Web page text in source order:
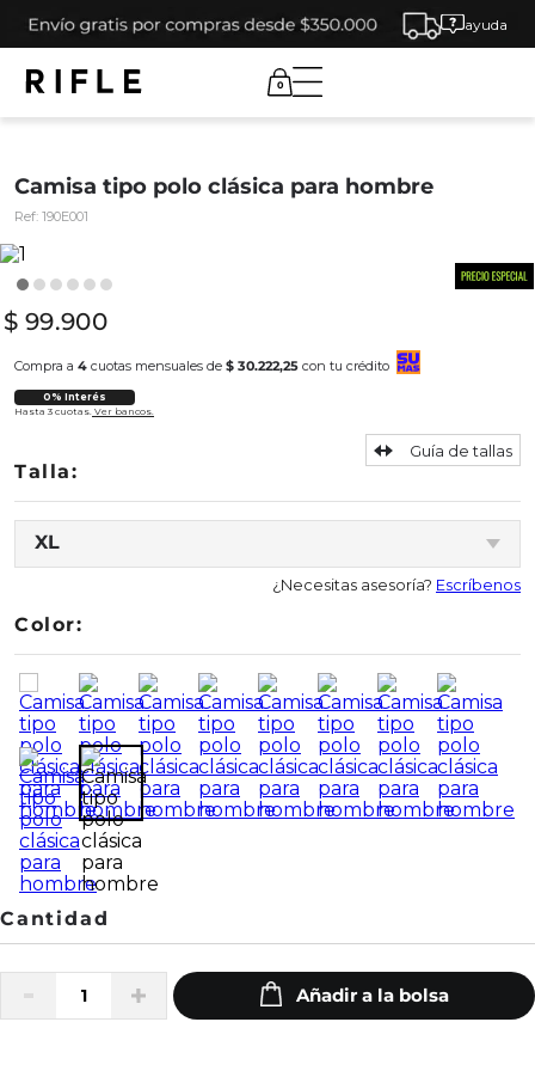
ayuda
0
Camisa tipo polo clásica para hombre
Ref: 190E001
$ 99.900
Compra a 4 cuotas mensuales de $ 30.222,25 con tu crédito
0% Interés
Hasta 3 cuotas. Ver bancos.
XL
Guía de tallas
¿Necesitas asesoría? Escríbenos
Color: